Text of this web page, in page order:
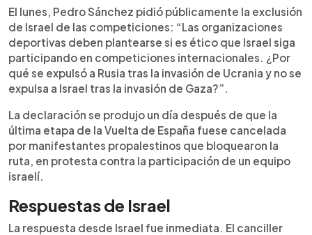
El lunes, Pedro Sánchez pidió públicamente la exclusión
de Israel de las competiciones: “Las organizaciones
deportivas deben plantearse si es ético que Israel siga
participando en competiciones internacionales. ¿Por
qué se expulsó a Rusia tras la invasión de Ucrania y no se
expulsa a Israel tras la invasión de Gaza?”.
La declaración se produjo un día después de que la
última etapa de la Vuelta de España fuese cancelada
por manifestantes propalestinos que bloquearon la
ruta, en protesta contra la participación de un equipo
israelí.
Respuestas de Israel
La respuesta desde Israel fue inmediata. El canciller